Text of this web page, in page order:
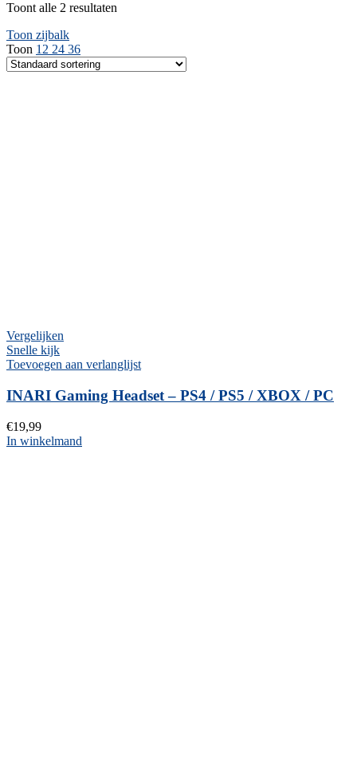
Toont alle 2 resultaten
Toon zijbalk
Toon 12 24 36
Vergelijken
Snelle kijk
Toevoegen aan verlanglijst
INARI Gaming Headset – PS4 / PS5 / XBOX / PC
€19,99
In winkelmand